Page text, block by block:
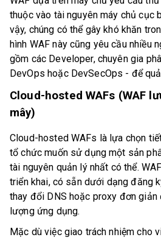
thuộc vào tài nguyên máy chủ cục
vậy, chúng có thể gây khó khăn
hình WAF này cũng yêu cầu nhiều
gồm các Developer, chuyên gia
DevOps hoặc DevSecOps - để
Cloud-hosted WAFs (WAF
mây)
Cloud-hosted WAFs là lựa chọn
tổ chức muốn sử dụng một sản
tài nguyên quản lý nhất có thể.
triển khai, có sẵn dưới dạng đăng
thay đổi DNS hoặc proxy đơn giản
lượng ứng dụng.
Mặc dù việc giao trách nhiệm cho